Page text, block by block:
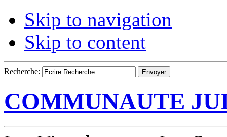
Skip to navigation
Skip to content
Recherche:
COMMUNAUTE